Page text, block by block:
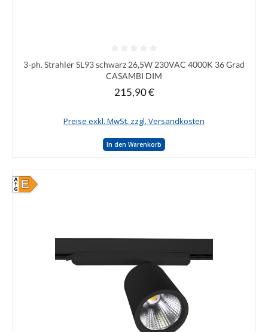
Durchschnittliche Bewertung von 0 von 5 Sternen
3-ph. Strahler SL93 schwarz 26,5W 230VAC 4000K 36 Grad
CASAMBI DIM
Regulärer Preis:
215,90 €
Preise exkl. MwSt. zzgl. Versandkosten
In den Warenkorb
E